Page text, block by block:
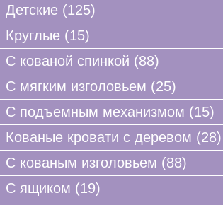
Детские (125)
Круглые (15)
C кованой спинкой (88)
С мягким изголовьем (25)
С подъемным механизмом (15)
Кованые кровати с деревом (28)
С кованым изголовьем (88)
С ящиком (19)